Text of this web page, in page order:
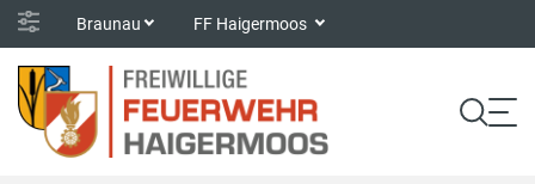
Braunau FF Haigermoos